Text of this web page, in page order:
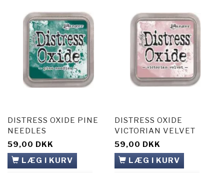
DISTRESS OXIDE PINE
NEEDLES
59,00 DKK
LÆG I KURV
DISTRESS OXIDE
VICTORIAN VELVET
59,00 DKK
LÆG I KURV